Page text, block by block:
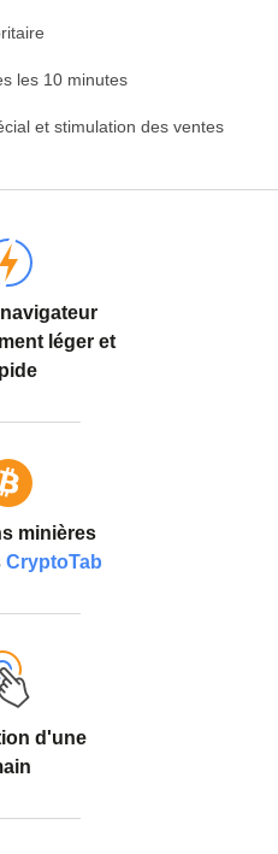
les 10 minutes
et stimulation des ventes
léger et
minières
CryptoTab
d'une